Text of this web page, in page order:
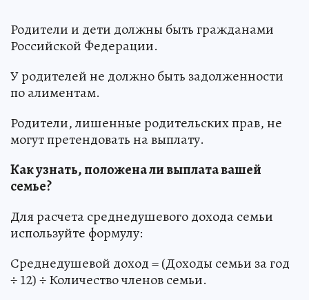
Родители и дети должны быть гражданами
Российской Федерации.
У родителей не должно быть задолженности
по алиментам.
Родители, лишенные родительских прав, не
могут претендовать на выплату.
Как узнать, положена ли выплата вашей
семье?
Для расчета среднедушевого дохода семьи
используйте формулу:
Среднедушевой доход = (Доходы семьи за год
÷ 12) ÷ Количество членов семьи.